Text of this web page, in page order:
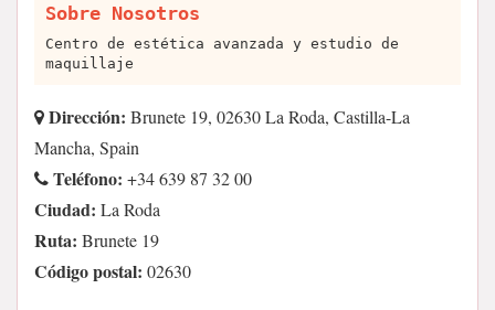
Sobre Nosotros
Centro de estética avanzada y estudio de
maquillaje
Dirección: Brunete 19, 02630 La Roda, Castilla-La
Mancha, Spain
Teléfono: +34 639 87 32 00
Ciudad: La Roda
Ruta: Brunete 19
Código postal: 02630